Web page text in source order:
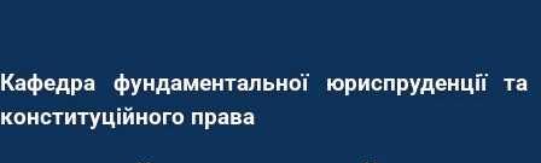
Кафедра фундаментальної юриспруденції та
конституційного права